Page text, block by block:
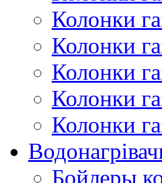
Колонки
Колонки
Колонки
Колонки
Колонки
Бойлеры